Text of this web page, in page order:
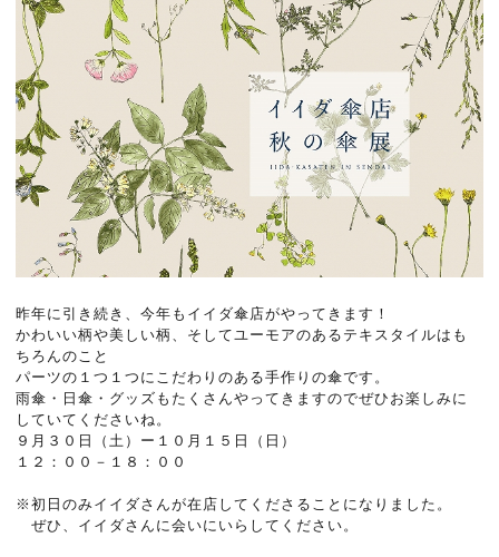
昨年に引き続き、今年もイイダ傘店がやってきます！
かわいい柄や美しい柄、そしてユーモアのあるテキスタイルはも
ちろんのこと
パーツの１つ１つにこだわりのある手作りの傘です。
雨傘・日傘・グッズもたくさんやってきますのでぜひお楽しみに
していてくださいね。
９月３０日（土）ー１０月１５日（日）
１２：００－１８：００
※初日のみイイダさんが在店してくださることになりました。
ぜひ、イイダさんに会いにいらしてください。